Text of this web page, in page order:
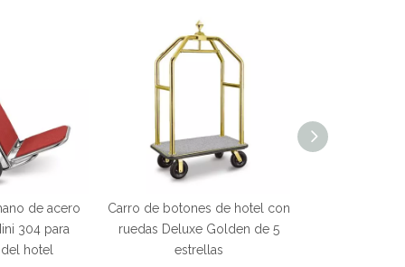
de acero
304 para
hotel
Carro de botones de hotel con
ruedas Deluxe Golden de 5
estrellas